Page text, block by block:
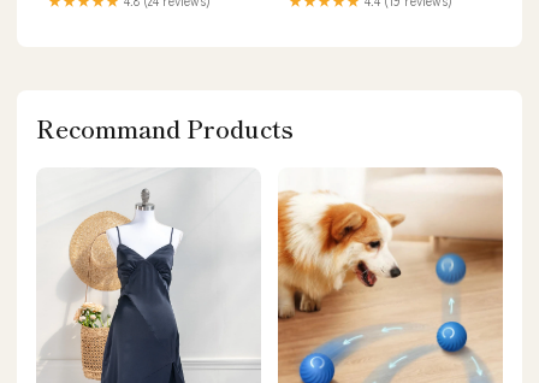
Recommand Products